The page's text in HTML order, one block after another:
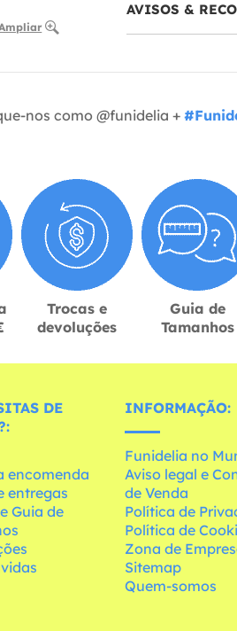
AVISOS &
nos como @funidelia +
Trocas e
devoluções
Guia de
Tamanhos
DE
encomenda
entregas
Guia de
INFORMAÇÃO:
Funidelia no
Aviso legal e
de Venda
Política de
Política de
Zona de
Sitemap
Quem-somos